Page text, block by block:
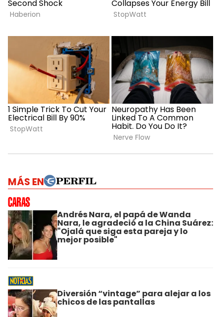
MÁS EN
Andrés Nara, el papá de Wanda
Nara, le agradeció a la China Suárez:
"Ojalá que siga esta pareja y lo
mejor posible"
Diversión “vintage” para alejar a los
chicos de las pantallas